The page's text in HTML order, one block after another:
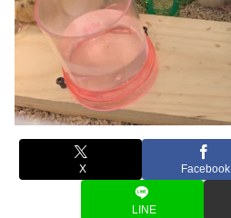
X Facebook
LINE